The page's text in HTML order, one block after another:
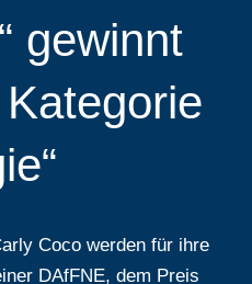
gewinnt
Coco werden für ihre
DAfFNE, dem Preis